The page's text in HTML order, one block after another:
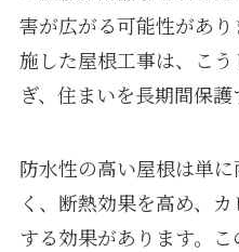
害が広がる可能性があ
施した屋根工事は、こ
ぎ、住まいを長期間保護
防水性の高い屋根は単
く、断熱効果を高め、
する効果があります。